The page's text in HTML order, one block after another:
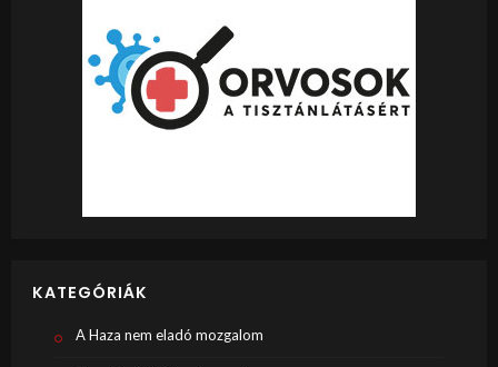
KATEGÓRIÁK
A Haza nem eladó mozgalom